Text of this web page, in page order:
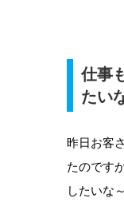
仕事
たい
昨日お客
たのです
したいな